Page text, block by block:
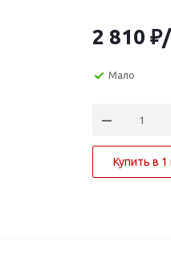
2 810 ₽
Мало
Купить в 1